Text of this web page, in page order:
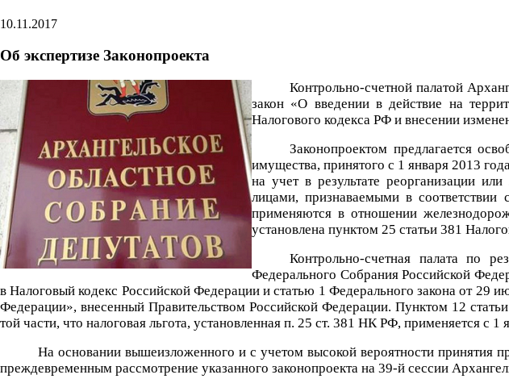
10.11.2017
Об экспертизе Законопроекта
Контрольно-счетной палатой
закон «О введении в действие на
Налогового кодекса РФ и внесении
Законопроектом предлагается
имущества, принятого с 1 января 2013
на учет в результате реорганизации
лицами, признаваемыми в
применяются в отношении
установлена пунктом 25 статьи 381
Контрольно-счетная палата по
Федерального Собрания Российской
в Налоговый кодекс Российской Федерации и статью 1 Федерального закона от
Федерации», внесенный Правительством Российской Федерации. Пунктом 12
той части, что налоговая льгота, установленная п. 25 ст. 381 НК РФ, применяется с
На основании вышеизложенного и с учетом высокой вероятности принятия
преждевременным рассмотрение указанного законопроекта на 39-й сессии